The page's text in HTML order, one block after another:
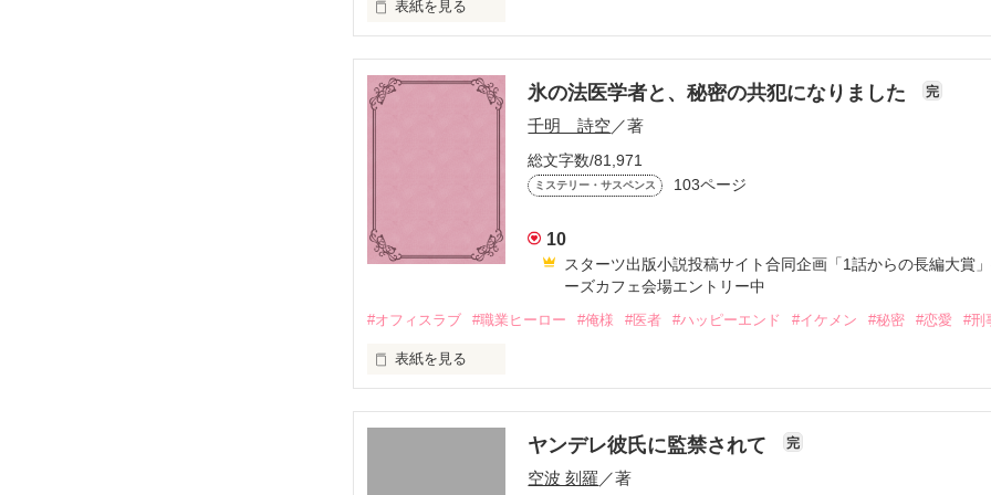
表紙を見る
ある女が警察に捕まる。
自分も子供も着飾り、有名な幼児教室に通う女に
いったい、何があったのか？
幼児教室で出会った、奈美、杏子、真琴。
３人は日々の子育てのことや日常のことをブログに綴っていくが
氷の法医学者と、秘密の共犯になりました 完
千明 詩空／著
総文字数/81,971
ミステリー・サスペンス 103ページ
10
スターツ出版小説投稿サイト合同企画「1話からの長編大賞
ーズカフェ会場エントリー中
#オフィスラブ #職業ヒーロー #俺様 #医者 #ハッピーエンド #イケメン #秘密 #恋愛 #刑
表紙を見る
ヤンデレ彼氏に監禁されて 完
空波 刻羅 ／著